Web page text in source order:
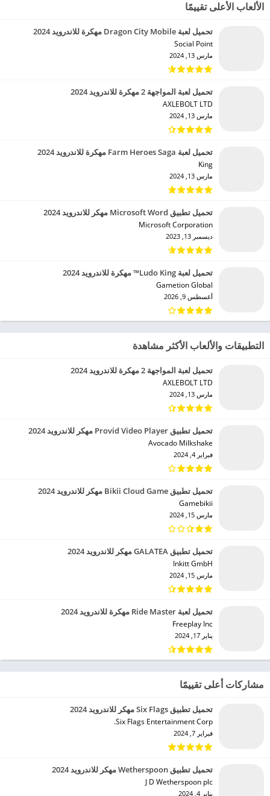
الألعاب الأعلى تقييمًا
تحميل لعبة Dragon City Mobile مهكرة للاندرويد 2024
Social Point‏
مارس 13, 2024
تحميل لعبة المواجهة 2 مهكرة للاندرويد 2024
AXLEBOLT LTD‏
مارس 13, 2024
تحميل لعبة Farm Heroes Saga مهكرة للاندرويد 2024
King‏
مارس 13, 2024
تحميل تطبيق Microsoft Word مهكر للاندرويد 2024
Microsoft Corporation‏
ديسمبر 13, 2023
تحميل لعبة Ludo King™ مهكرة للاندرويد 2024
Gametion Global‏
أغسطس 9, 2026
التطبيقات والألعاب الأكثر مشاهدة
تحميل لعبة المواجهة 2 مهكرة للاندرويد 2024
AXLEBOLT LTD‏
مارس 13, 2024
تحميل تطبيق Provid Video Player مهكر للاندرويد 2024
Avocado Milkshake‏
فبراير 4, 2024
تحميل تطبيق Bikii Cloud Game مهكر للاندرويد 2024
Gamebikii‏
مارس 15, 2024
تحميل تطبيق GALATEA مهكر للاندرويد 2024
Inkitt GmbH‏
مارس 15, 2024
تحميل لعبة Ride Master مهكرة للاندرويد 2024
Freeplay Inc‏
يناير 17, 2024
مشاركات أعلى تقييمًا
تحميل تطبيق Six Flags مهكر للاندرويد 2024
Six Flags Entertainment Corp.‏
فبراير 7, 2024
تحميل تطبيق Wetherspoon مهكر للاندرويد 2024
J D Wetherspoon plc‏
يناير 4, 2024